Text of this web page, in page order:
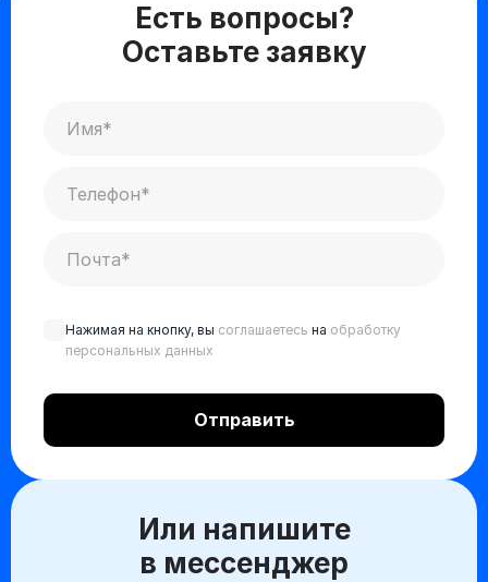
Есть вопросы?
Оставьте заявку
Нажимая на кнопку, вы соглашаетесь на обработку
персональных данных
Или напишите
в мессенджер